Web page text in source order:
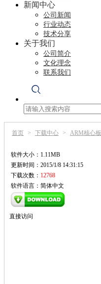
新闻中心
公司新闻
行业动态
技术分享
关于我们
公司简介
文化理念
联系我们
首页 > 下载中心 > ARM核心板
软件大小：1.11MB
更新时间：2015/1/8 14:31:15
下载次数： 12768
软件语言：简体中文
直接访问